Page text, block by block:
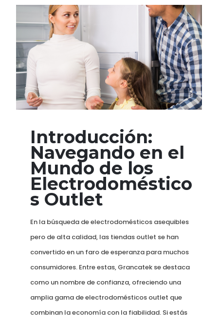
Introducción:
Navegando en el
Mundo de los
Electrodoméstico
s Outlet
En la búsqueda de electrodomésticos asequibles
pero de alta calidad, las tiendas outlet se han
convertido en un faro de esperanza para muchos
consumidores. Entre estas, Grancatek se destaca
como un nombre de confianza, ofreciendo una
amplia gama de electrodomésticos outlet que
combinan la economía con la fiabilidad. Si estás